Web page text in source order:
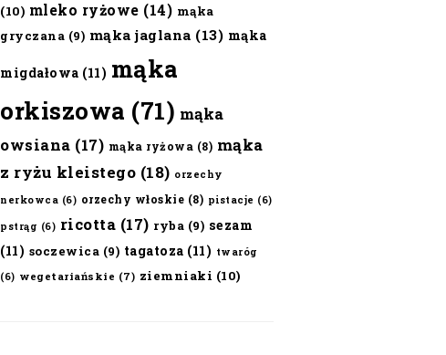
(10) mleko ryżowe (14) mąka
gryczana (9) mąka jaglana (13) mąka
migdałowa (11) mąka
orkiszowa (71) mąka
owsiana (17) mąka ryżowa (8) mąka
z ryżu kleistego (18) orzechy
nerkowca (6) orzechy włoskie (8) pistacje (6)
pstrąg (6) ricotta (17) ryba (9) sezam
(11) soczewica (9) tagatoza (11) twaróg
(6) wegetariańskie (7) ziemniaki (10)